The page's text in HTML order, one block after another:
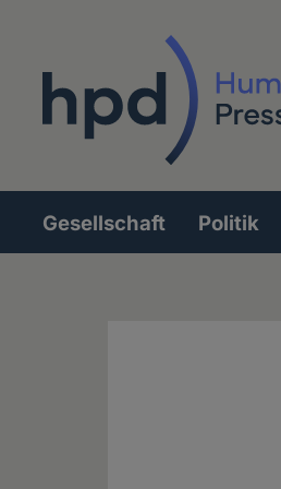
Hauptnavigation
Gesellschaft Politik